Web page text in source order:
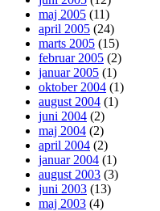
maj 2005 (11)
april 2005 (24)
marts 2005 (15)
februar 2005 (2)
januar 2005 (1)
oktober 2004 (1)
august 2004 (1)
juni 2004 (2)
maj 2004 (2)
april 2004 (2)
januar 2004 (1)
august 2003 (3)
juni 2003 (13)
maj 2003 (4)